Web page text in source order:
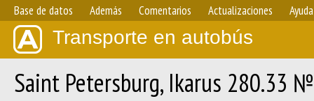
Base de datos Además Comentarios Actualizaciones Ayuda
Transporte en autobús
Saint Petersburg, Ikarus 280.33